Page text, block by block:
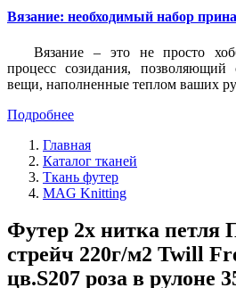
Вязание: необходимый набор
Вязание – это не просто
процесс созидания, позволяющий
вещи, наполненные теплом ваших
Подробнее
Главная
Каталог тканей
Ткань футер
MAG Knitting
Футер 2х нитка петля
стрейч 220г/м2 Twill
цв.S207 роза в рулоне